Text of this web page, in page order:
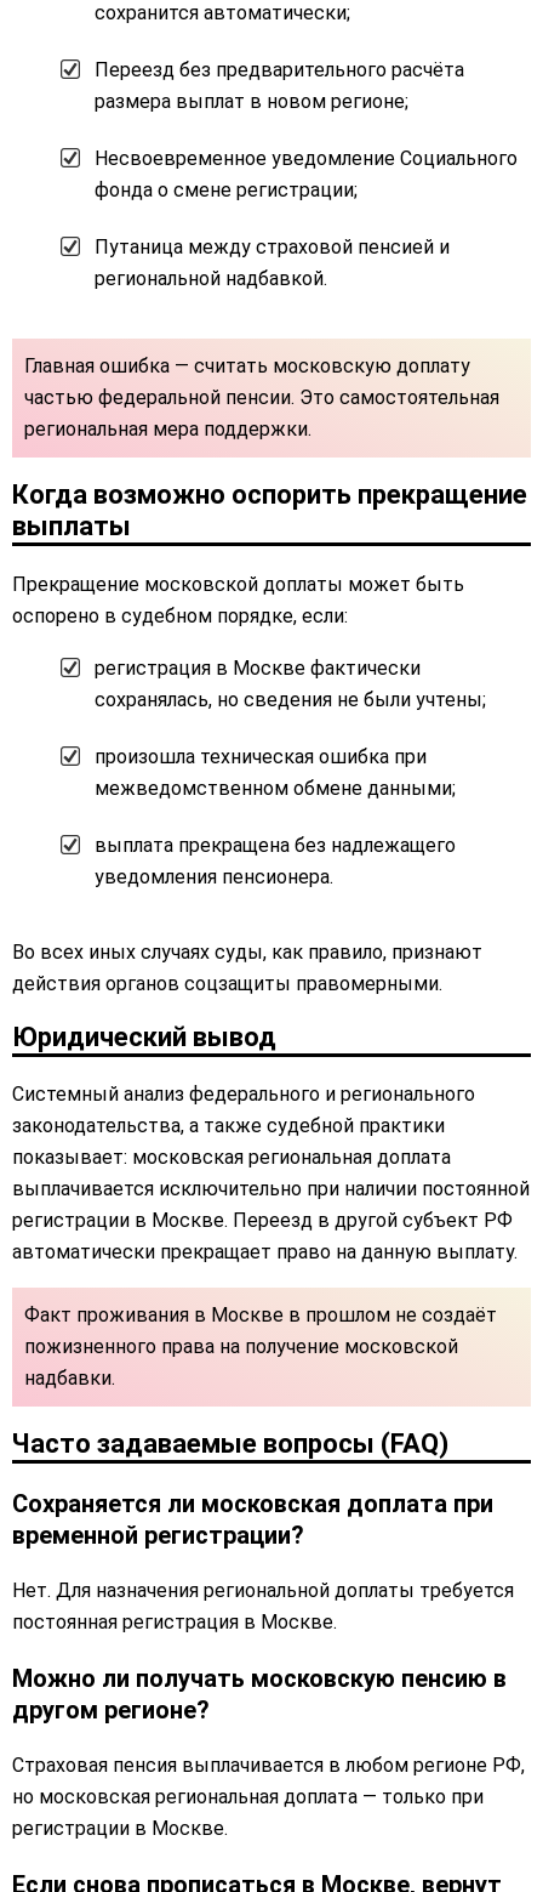
сохранится автоматически;
Переезд без предварительного расчёта
размера выплат в новом регионе;
Несвоевременное уведомление Социального
фонда о смене регистрации;
Путаница между страховой пенсией и
региональной надбавкой.
Главная ошибка — считать московскую доплату
частью федеральной пенсии. Это самостоятельная
региональная мера поддержки.
Когда возможно оспорить прекращение
выплаты
Прекращение московской доплаты может быть
оспорено в судебном порядке, если:
регистрация в Москве фактически
сохранялась, но сведения не были учтены;
произошла техническая ошибка при
межведомственном обмене данными;
выплата прекращена без надлежащего
уведомления пенсионера.
Во всех иных случаях суды, как правило, признают
действия органов соцзащиты правомерными.
Юридический вывод
Системный анализ федерального и регионального
законодательства, а также судебной практики
показывает: московская региональная доплата
выплачивается исключительно при наличии постоянной
регистрации в Москве. Переезд в другой субъект РФ
автоматически прекращает право на данную выплату.
Факт проживания в Москве в прошлом не создаёт
пожизненного права на получение московской
надбавки.
Часто задаваемые вопросы (FAQ)
Сохраняется ли московская доплата при
временной регистрации?
Нет. Для назначения региональной доплаты требуется
постоянная регистрация в Москве.
Можно ли получать московскую пенсию в
другом регионе?
Страховая пенсия выплачивается в любом регионе РФ,
но московская региональная доплата — только при
регистрации в Москве.
Если снова прописаться в Москве, вернут